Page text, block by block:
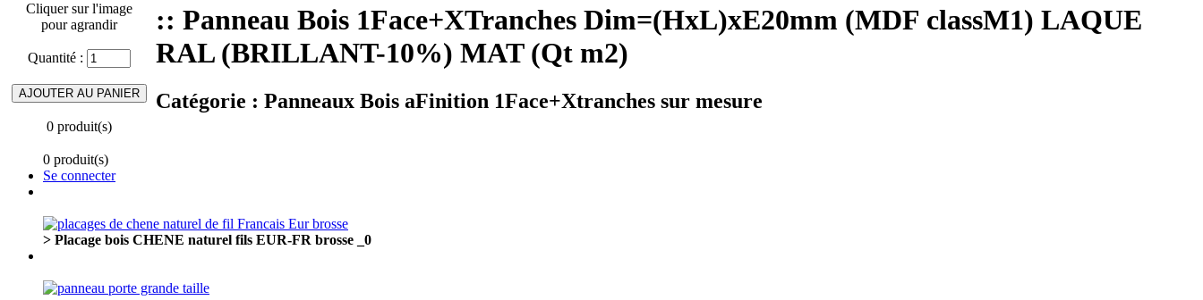
Cliquer sur l'image
pour agrandir
Quantité :
0 produit(s)
:: Panneau Bois 1Face+XTranches Dim=(HxL)xE20mm (MDF classM1) LAQUE
RAL (BRILLANT-10%) MAT (Qt m2)
Catégorie : Panneaux Bois aFinition 1Face+Xtranches sur mesure
0 produit(s)
Se connecter
> Placage bois CHENE naturel fils EUR-FR brosse _0